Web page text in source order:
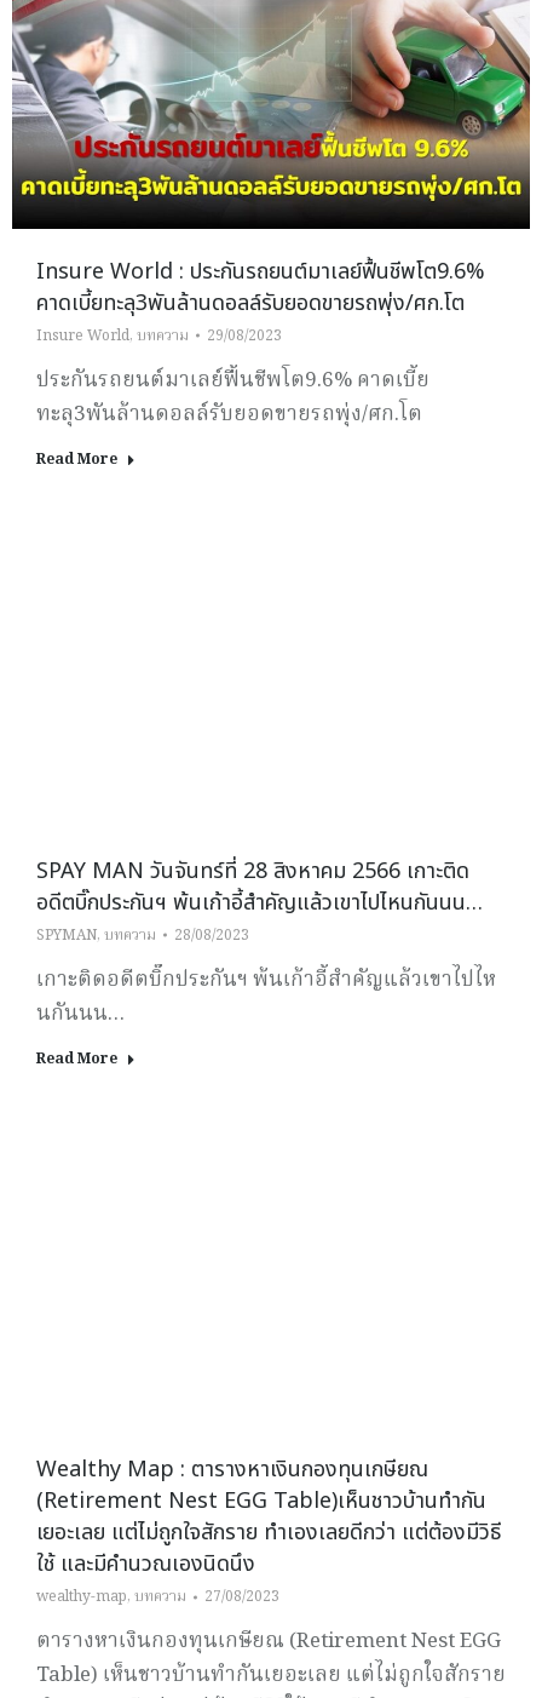
Insure World : ประกันรถยนต์มาเลย์ฟื้นชีพโต9.6%
คาดเบี้ยทะลุ3พันล้านดอลล์รับยอดขายรถพุ่ง/ศก.โต
Insure World, บทความ 29/08/2023
ประกันรถยนต์มาเลย์ฟื้นชีพโต9.6% คาดเบี้ย
ทะลุ3พันล้านดอลล์รับยอดขายรถพุ่ง/ศก.โต
Read More
SPAY MAN วันจันทร์ที่ 28 สิงหาคม 2566 เกาะติด
อดีตบิ๊กประกันฯ พ้นเก้าอี้สำคัญแล้วเขาไปไหนกันนน…
SPYMAN, บทความ 28/08/2023
เกาะติดอดีตบิ๊กประกันฯ พ้นเก้าอี้สำคัญแล้วเขาไปไห
นกันนน…
Read More
Wealthy Map : ตารางหาเงินกองทุนเกษียณ
(Retirement Nest EGG Table)เห็นชาวบ้านทำกัน
เยอะเลย แต่ไม่ถูกใจสักราย ทำเองเลยดีกว่า แต่ต้องมีวิธี
ใช้ และมีคำนวณเองนิดนึง
wealthy-map, บทความ 27/08/2023
ตารางหาเงินกองทุนเกษียณ (Retirement Nest EGG
Table) เห็นชาวบ้านทำกันเยอะเลย แต่ไม่ถูกใจสักราย